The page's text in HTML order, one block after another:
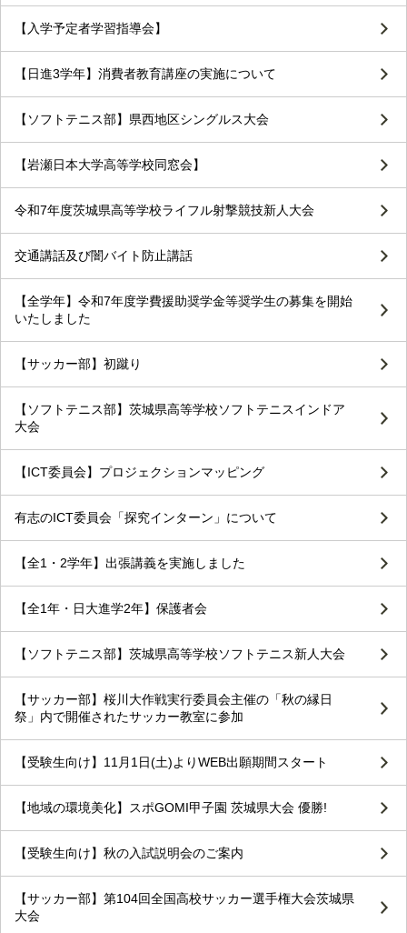
【入学予定者学習指導会】
【日進3学年】消費者教育講座の実施について
【ソフトテニス部】県西地区シングルス大会
【岩瀬日本大学高等学校同窓会】
令和7年度茨城県高等学校ライフル射撃競技新人大会
交通講話及び闇バイト防止講話
【全学年】令和7年度学費援助奨学金等奨学生の募集を開始
いたしました
【サッカー部】初蹴り
【ソフトテニス部】茨城県高等学校ソフトテニスインドア
大会
【ICT委員会】プロジェクションマッピング
有志のICT委員会「探究インターン」について
【全1・2学年】出張講義を実施しました
【全1年・日大進学2年】保護者会
【ソフトテニス部】茨城県高等学校ソフトテニス新人大会
【サッカー部】桜川大作戦実行委員会主催の「秋の縁日
祭」内で開催されたサッカー教室に参加
【受験生向け】11月1日(土)よりWEB出願期間スタート
【地域の環境美化】スポGOMI甲子園 茨城県大会 優勝!
【受験生向け】秋の入試説明会のご案内
【サッカー部】第104回全国高校サッカー選手権大会茨城県
大会